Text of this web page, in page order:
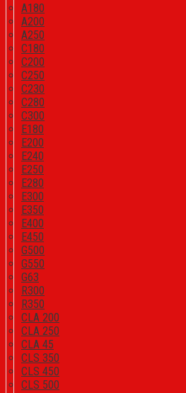
A180
A200
A250
C180
C200
C250
C230
C280
C300
E180
E200
E240
E250
E280
E300
E350
E400
E450
G500
G550
G63
R300
R350
CLA 200
CLA 250
CLA 45
CLS 350
CLS 450
CLS 500